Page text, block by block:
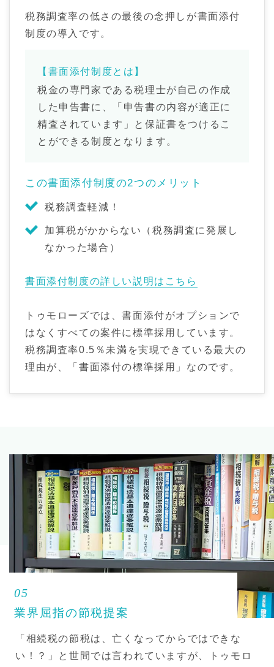
税務調査率の低さの最後の念押しが書面添付
制度の導入です。
【書面添付制度とは】
税金の専門家である税理士が自己の作成
した申告書に、「申告書の内容が適正に
精査されています」と保証書をつけるこ
とができる制度となります。
この書面添付制度の2つのメリット
税務調査軽減！
加算税がかからない（税務調査に発展し
なかった場合）
書面添付制度の詳しい説明はこちら
トゥモローズでは、書面添付がオプションで
はなくすべての案件に標準採用しています。
税務調査率0.5％未満を実現できている最大の
理由が、「書面添付の標準採用」なのです。
05
業界屈指の節税提案
「相続税の節税は、亡くなってからではできな
い！？」と世間では言われていますが、トゥモロ